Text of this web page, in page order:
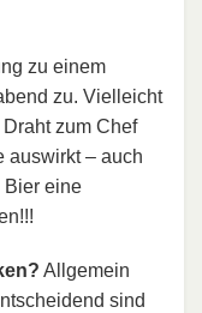
zu einem
zu. Vielleicht
zum Chef
auswirkt – auch
Bier eine
Allgemein
sind